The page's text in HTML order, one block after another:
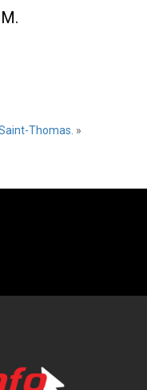
Thomas. »